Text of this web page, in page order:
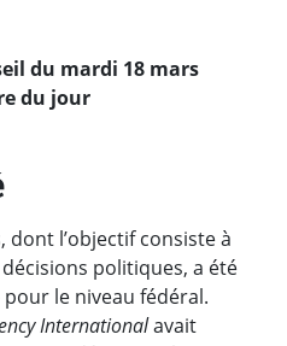
du mardi 18 mars
du jour
dont l’objectif consiste à
politiques, a été
le niveau fédéral.
Internationalavait